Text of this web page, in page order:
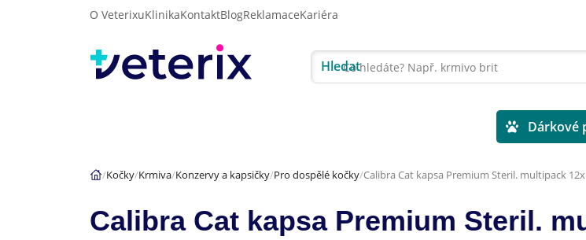
O VeterixuKlinikaKontaktBlogReklamaceKariéra
Hledat
Dárkové
Kočky Krmiva Konzervy a kapsičky Pro dospělé kočky Calibra Cat kapsa Premium Steril. multipack
Calibra Cat kapsa Premium Steril.